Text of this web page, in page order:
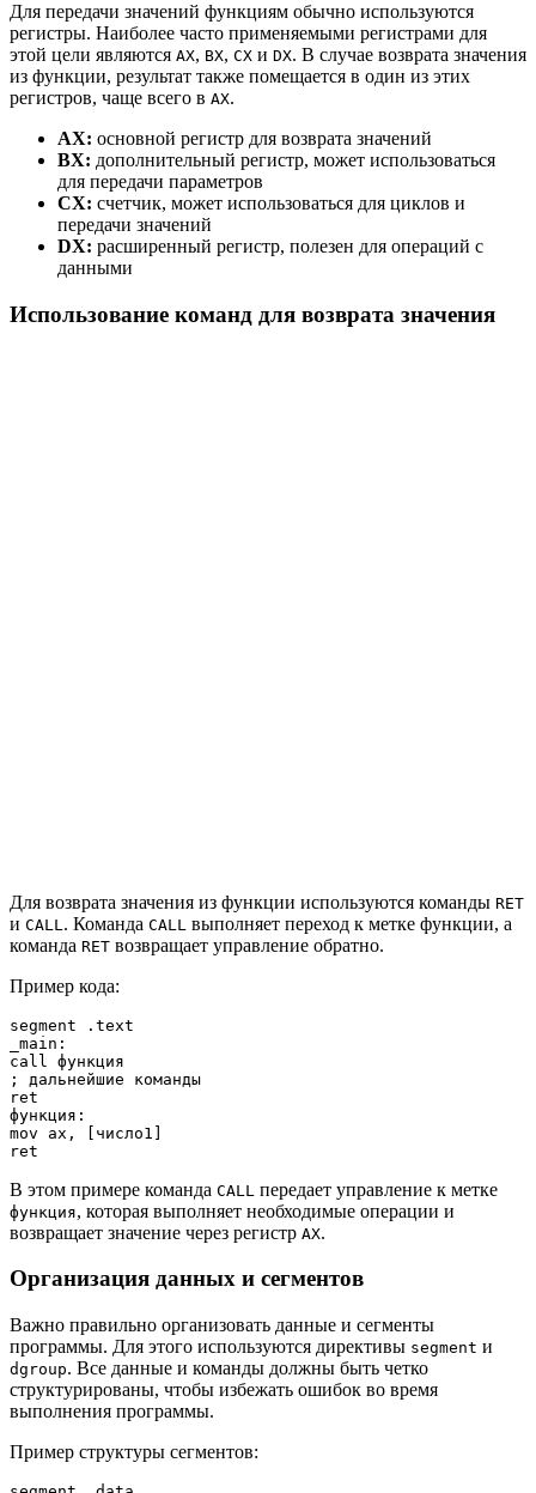
Для передачи значений функциям обычно используются
регистры. Наиболее часто применяемыми регистрами для
этой цели являются AX, BX, CX и DX. В случае возврата значения
из функции, результат также помещается в один из этих
регистров, чаще всего в AX.
AX: основной регистр для возврата значений
BX: дополнительный регистр, может использоваться
для передачи параметров
CX: счетчик, может использоваться для циклов и
передачи значений
DX: расширенный регистр, полезен для операций с
данными
Использование команд для возврата значения
Для возврата значения из функции используются команды RET
и CALL . Команда CALL выполняет переход к метке функции, а
команда RET возвращает управление обратно.
Пример кода:
segment .text
_main:
call функция
; дальнейшие команды
ret
функция:
mov ax, [число1]
В этом примере команда CALL передает управление к метке
функция, которая выполняет необходимые операции и
возвращает значение через регистр AX.
Организация данных и сегментов
Важно правильно организовать данные и сегменты
программы. Для этого используются директивы segment и
dgroup. Все данные и команды должны быть четко
структурированы, чтобы избежать ошибок во время
выполнения программы.
Пример структуры сегментов: